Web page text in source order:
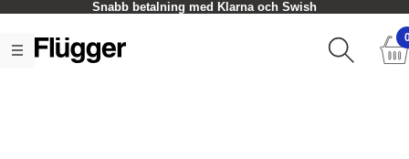
Snabb betalning med Klarna och Swish